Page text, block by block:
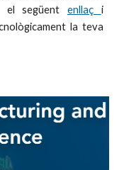
el següent enllaç i
la teva